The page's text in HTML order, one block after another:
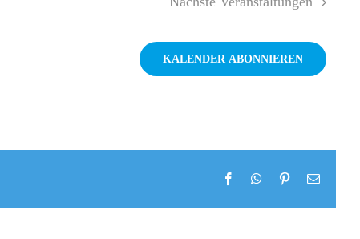
KALENDER ABONNIEREN
FacebookWhatsApp
Pinterest
E-